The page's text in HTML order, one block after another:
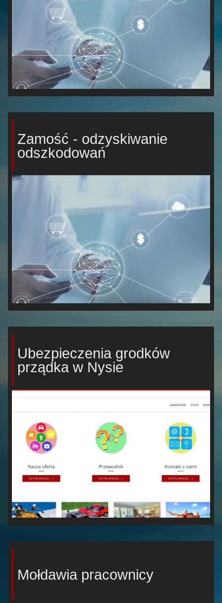
Zamość - odzyskiwanie
odszkodowań
Ubezpieczenia grodków
prządka w Nysie
Mołdawia pracownicy